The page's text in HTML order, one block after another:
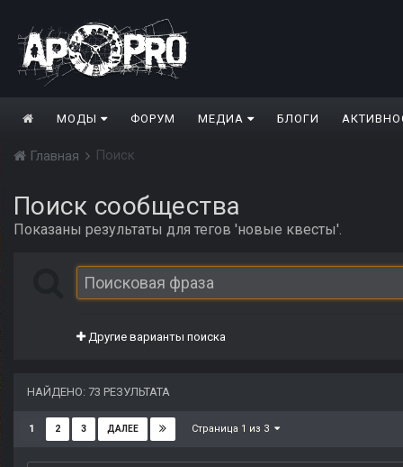
МОДЫ ФОРУМ МЕДИА БЛОГИ
Главная Поиск
Поиск сообщества
Показаны результаты для тегов 'новые квесты'.
Другие варианты поиска
НАЙДЕНО: 73 РЕЗУЛЬТАТА
1 2 3 ДАЛЕЕ Страница 1 из 3